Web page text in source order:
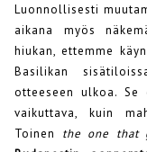
Luonnollisesti
aikana myös
hiukan, ettemme
Basilikan
otteeseen ulkoa.
vaikuttava, kuin
Toinen the one that